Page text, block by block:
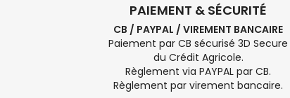
PAIEMENT & SÉCURITÉ
CB / PAYPAL / VIREMENT BANCAIRE
Paiement par CB sécurisé 3D Secure
du Crédit Agricole.
Règlement via PAYPAL par CB.
Règlement par virement bancaire.